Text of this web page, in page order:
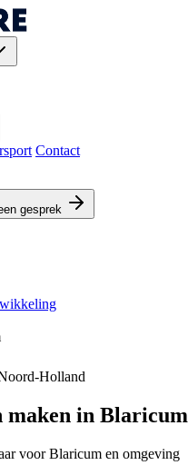
Contact
gesprek
Holland
maken in Blaricum
voor Blaricum en omgeving